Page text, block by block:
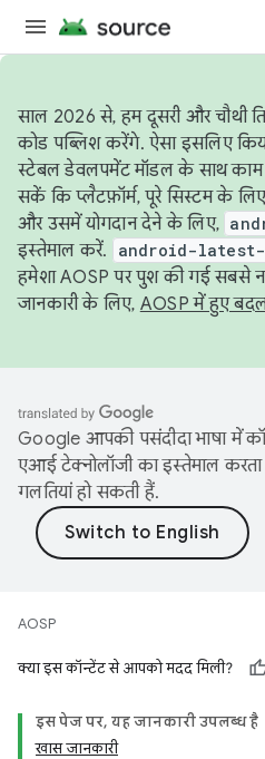
साल 2026 से, हम दूसरी और चौथी
कोड पब्लिश करेंगे. ऐसा इसलिए
स्टेबल डेवलपमेंट मॉडल के साथ
सकें कि प्लैटफ़ॉर्म, पूरे सिस्टम के लिए
और उसमें योगदान देने के लिए,
इस्तेमाल करें.
android-
हमेशा AOSP पर पुश की गई सबसे
जानकारी के लिए, AOSP में हुए
Google आपकी पसंदीदा भाषा में
एआई टेक्नोलॉजी का इस्तेमाल
गलतियां हो सकती हैं.
AOSP
क्या इस कॉन्टेंट से आपको मदद मिली?
इस पेज पर, यह जानकारी उपलब्ध है
खास जानकारी